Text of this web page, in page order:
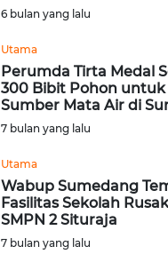
6 bulan yang lalu
Utama
Perumda Tirta Medal
300 Bibit Pohon untuk
Sumber Mata Air di
7 bulan yang lalu
Utama
Wabup Sumedang
Fasilitas Sekolah
SMPN 2 Situraja
7 bulan yang lalu